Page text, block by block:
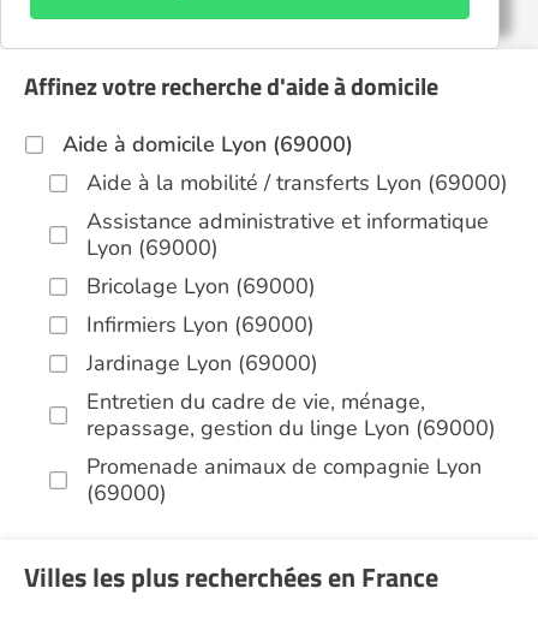
Affinez votre recherche d'aide à domicile
Aide à domicile Lyon (69000)
Aide à la mobilité / transferts Lyon (69000)
Assistance administrative et informatique
Lyon (69000)
Bricolage Lyon (69000)
Infirmiers Lyon (69000)
Jardinage Lyon (69000)
Entretien du cadre de vie, ménage,
repassage, gestion du linge Lyon (69000)
Promenade animaux de compagnie Lyon
(69000)
Autres aides à domicile Lyon (69000)
Villes les plus recherchées en France